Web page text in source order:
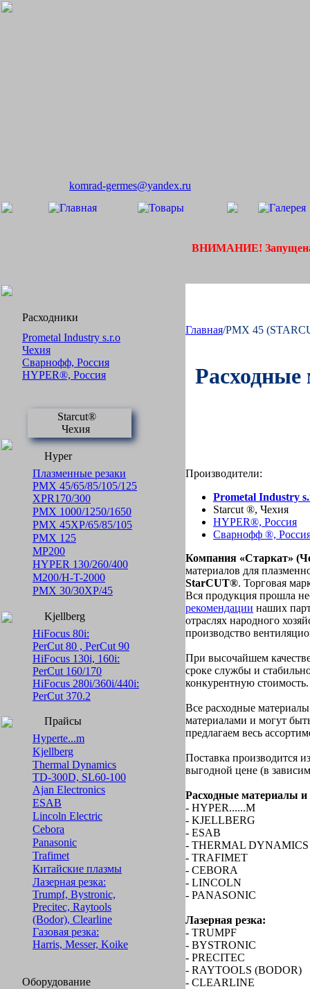
komrad-germes@yandex.ru
ВНИМАНИЕ! Запущена
Расходники
Prometal Industry s.r.o
Чехия
Сварнофф, Россия
HYPER®, Россия
Starcut®
Чехия
Hyper
Плазменные резаки
PMX 45/65/85/105/125
XPR170/300
PMX 1000/1250/1650
PMX 45XP/65/85/105
PMX 125
MP200
HYPER 130/260/400
M200/H-T-2000
PMX 30/30XP/45
Kjellberg
HiFocus 80i:
PerCut 80 , PerCut 90
HiFocus 130i, 160i:
PerCut 160/170
HiFocus 280i/360i/440i:
PerCut 370.2
Прайсы
Hyperte...m
Kjellberg
Thermal Dynamics
TD-300D, SL60-100
Ajan Electronics
ESAB
Lincoln Electric
Cebora
Panasonic
Trafimet
Китайские плазмы
Лазерная резка:
Trumpf, Bystronic,
Precitec, Raytools
(Bodor), Clearline
Газовая резка:
Harris, Messer, Koike
Оборудование
Главная/PMX 45
Расходные
Производители:
Prometal Industry
Starcut ®, Чехия
HYPER®, Россия
Сварнофф ®,
Компания «Старкат»
материалов для
StarCUT®. Торговая
Вся продукция прошла
рекомендации наших
отраслях народного
производство
При высочайшем
сроке службы и
конкурентную стоимость.
Все расходные
материалами и могут
предлагаем весь
Поставка производится
выгодной цене (в
Расходные материалы и
- HYPER......M
- KJELLBERG
- ESAB
- THERMAL DYNAMICS
- TRAFIMET
- CEBORA
- LINCOLN
- PANASONIC
Лазерная резка:
- TRUMPF
- BYSTRONIC
- PRECITEC
- RAYTOOLS (BODOR)
- CLEARLINE